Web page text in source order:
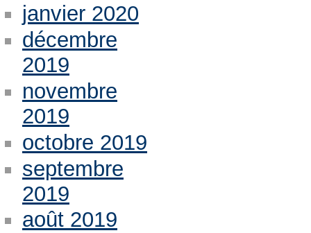
janvier 2020
décembre
2019
novembre
2019
octobre 2019
septembre
2019
août 2019